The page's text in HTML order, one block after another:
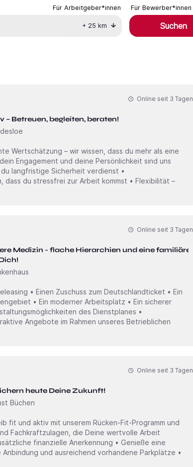
Für Arbeitgeber*innen Für Bewerber*innen
+ 25 km Suchen
Betreuen, begleiten, beraten!
Online seit 3 Tagen
Wertschätzung – wir wissen, dass du mehr als eine
Engagement und deine Persönlichkeit sind uns
langfristige Sicherheit verdienst •
dass du stressfrei zur Arbeit kommst • Flexibilität –
Medizin - flache Hierarchien und eine familiäre
Online seit 3 Tagen
• Einen Zuschuss zum Deutschlandticket • Ein
• Ein moderner Arbeitsplatz • Ein sicherer
des Dienstplanes •
Angebote im Rahmen unseres Betrieblichen
heute Deine Zukunft!
Büchen
Online seit 3 Tagen
fit und aktiv mit unserem Rücken-Fit-Programm und
Fachkraftzulagen, die Deine wertvolle Arbeit
finanzielle Anerkennung • Genieße eine
und ausreichend vorhandene Parkplätze •